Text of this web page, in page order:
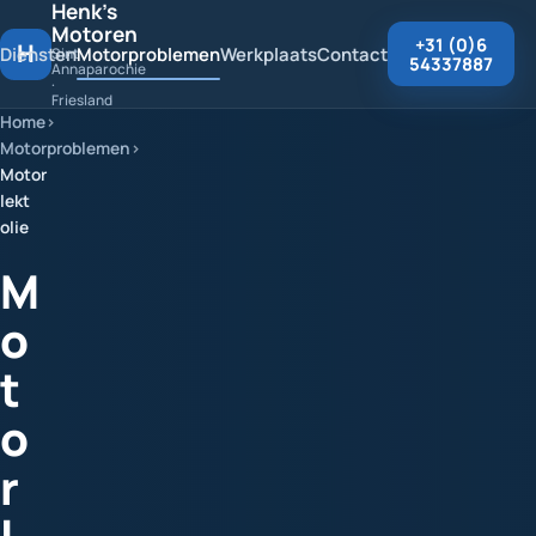
H
Henk's
Motoren
Sint
Annaparochie
·
Friesland
DienstenMotorproblemenWerkplaatsContact
+31 (0)6
54337887
Home
Motorproblemen
Motor
lekt
olie
M
o
t
o
r